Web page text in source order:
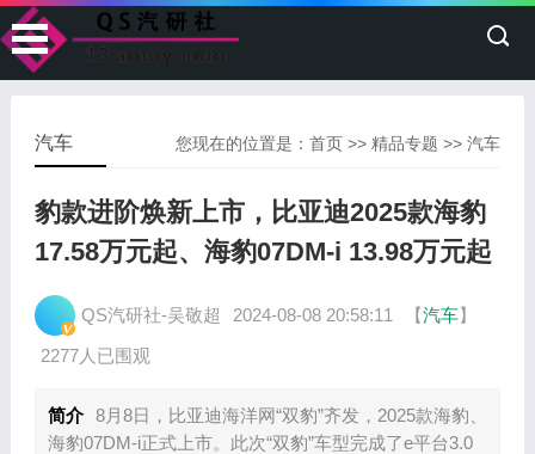
您现在的位置是：首页 >>精品专题 >>汽车
汽车
豹款进阶焕新上市，比亚迪2025款海豹
17.58万元起、海豹07DM-i 13.98万元起
QS汽研社-吴敬超 2024-08-08 20:58:11 【汽车】
2277人已围观
简介 8月8日，比亚迪海洋网“双豹”齐发，2025款海豹、
海豹07DM-i正式上市。此次“双豹”车型完成了e平台3.0